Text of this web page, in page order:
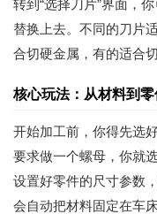
转到“选择刀片”界面，
替换上去。不同的刀片
合切硬金属，有的适合
核心玩法：从材料到
开始加工前，你得先选
要求做一个螺母，你就
设置好零件的尺寸参数
会自动把材料固定在车床